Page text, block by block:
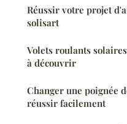
Réussir votre projet
solisart
Volets roulants
à découvrir
Changer une poignée
réussir facilement